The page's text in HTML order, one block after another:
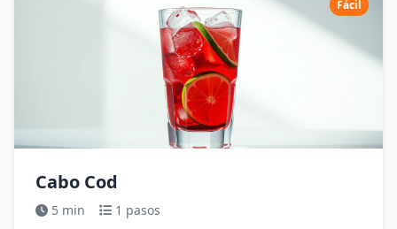
Fácil
Cabo Cod
5 min
1 pasos